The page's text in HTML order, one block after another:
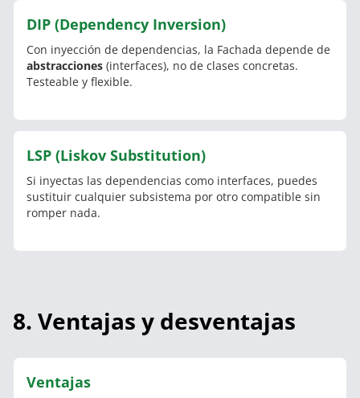
DIP (Dependency Inversion)
Con inyección de dependencias, la Fachada depende de
abstracciones (interfaces), no de clases concretas.
Testeable y flexible.
LSP (Liskov Substitution)
Si inyectas las dependencias como interfaces, puedes
sustituir cualquier subsistema por otro compatible sin
romper nada.
8. Ventajas y desventajas
Ventajas